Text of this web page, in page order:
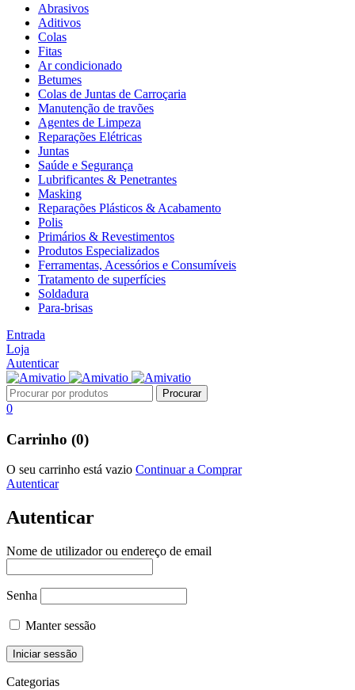
Abrasivos
Aditivos
Colas
Fitas
Ar condicionado
Betumes
Colas de Juntas de Carroçaria
Manutenção de travões
Agentes de Limpeza
Reparações Elétricas
Juntas
Saúde e Segurança
Lubrificantes & Penetrantes
Masking
Reparações Plásticos & Acabamento
Polis
Primários & Revestimentos
Produtos Especializados
Ferramentas, Acessórios e Consumíveis
Tratamento de superfícies
Soldadura
Para-brisas
Entrada
Loja
Autenticar
0
Carrinho (0)
O seu carrinho está vazio Continuar a Comprar
Autenticar
Autenticar
Nome de utilizador ou endereço de email
Senha
Manter sessão
Categorias